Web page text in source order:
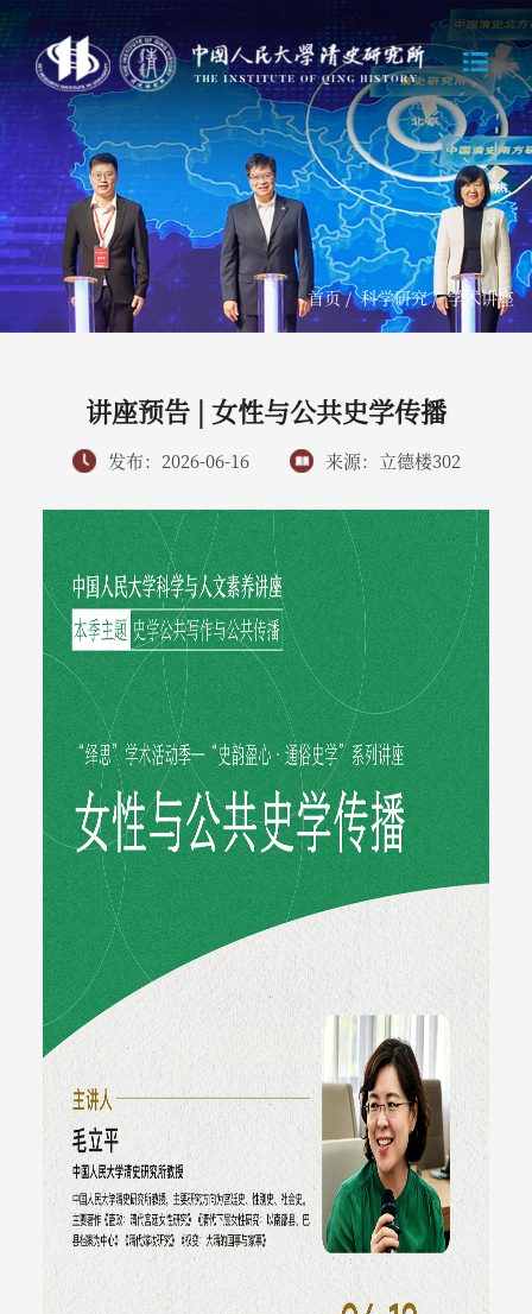
首页/科学研究/学术讲座
讲座预告 | 女性与公共史学传播
发布：2026-06-16 来源：立德楼302